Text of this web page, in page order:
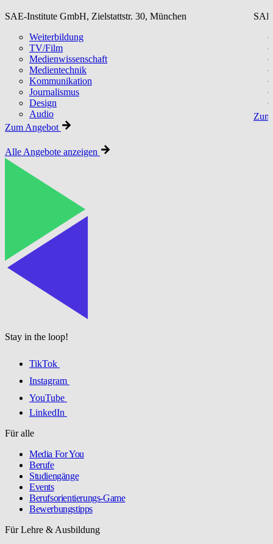
SAE-Institute GmbH, Zielstattstr. 30, München
Weiterbildung
TV/Film
Medienwissenschaft
Medientechnik
Kommunikation
Journalismus
Design
Audio
Zum Angebot
Alle Angebote anzeigen
Stay in the loop!
TikTok
Instagram
YouTube
LinkedIn
Für alle
Media For You
Berufe
Studiengänge
Events
Berufsorientierungs-Game
Bewerbungstipps
Für Lehre & Ausbildung